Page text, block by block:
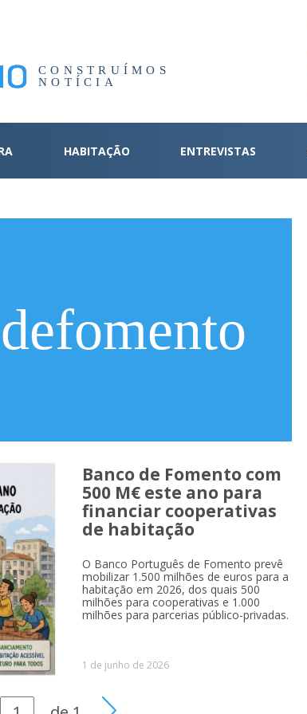
CONSTRUÍMOS
NOTÍCIA
HABITAÇÃO ENTREVISTAS
Banco de Fomento com
500 M€ este ano para
financiar cooperativas
de habitação
O Banco Português de Fomento prevê
mobilizar 1.500 milhões de euros para a
habitação em 2026, dos quais 500
milhões para cooperativas e 1.000
milhões para parcerias público-privadas.
1 de junho de 2026